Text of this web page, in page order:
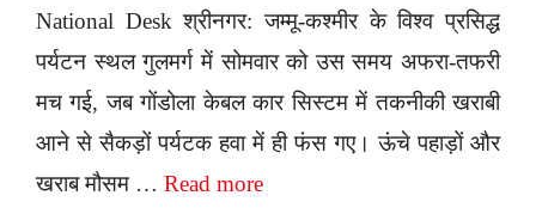
National Desk श्रीनगर: जम्मू-कश्मीर के विश्व प्रसिद्ध
पर्यटन स्थल गुलमर्ग में सोमवार को उस समय अफरा-तफरी
मच गई, जब गोंडोला केबल कार सिस्टम में तकनीकी खराबी
आने से सैकड़ों पर्यटक हवा में ही फंस गए। ऊंचे पहाड़ों और
खराब मौसम … Read more